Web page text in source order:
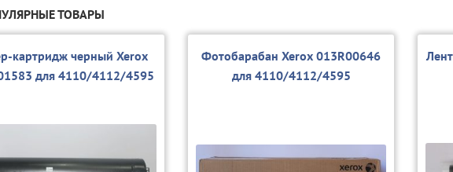
ТОВАРЫ
картридж черный Xerox
для 4110/4112/4595
Фотобарабан Xerox 013R00646
для 4110/4112/4595